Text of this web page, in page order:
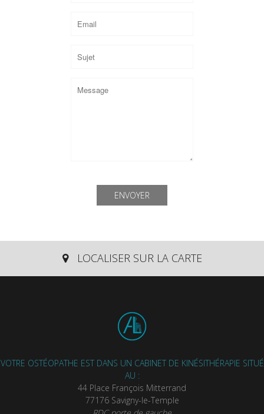
ENVOYER
LOCALISER SUR LA CARTE
This page can't load Google Maps correctly.
VOTRE OSTÉOPATHE EST DANS UN CABINET DE KINÉSITHÉRAPIE SITUÉ
AU :
44 Place François Mitterrand
77176 Savigny-le-Temple